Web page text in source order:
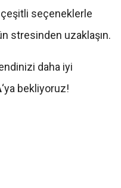
seçeneklerle
stresinden uzaklaşın.
daha iyi
‘ya bekliyoruz!